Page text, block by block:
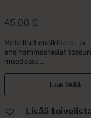
45,00 €
Metalliset ensikihara- ja
ensihammasrasiat tossun
muodossa...
Lue lisää
Lisää